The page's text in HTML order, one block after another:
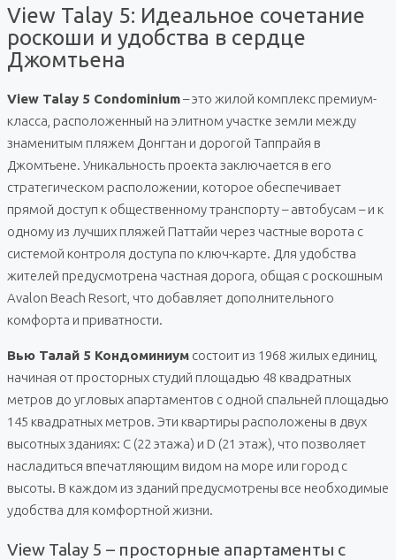
View Talay 5: Идеальное сочетание
роскоши и удобства в сердце
Джомтьена
View Talay 5 Condominium– это жилой комплекс премиум-
класса, расположенный на элитном участке земли между
знаменитым пляжем Донгтан и дорогой Таппрайя в
Джомтьене. Уникальность проекта заключается в его
стратегическом расположении, которое обеспечивает
прямой доступ к общественному транспорту – автобусам – и к
одному из лучших пляжей Паттайи через частные ворота с
системой контроля доступа по ключ-карте. Для удобства
жителей предусмотрена частная дорога, общая с роскошным
Avalon Beach Resort, что добавляет дополнительного
комфорта и приватности.
Вью Талай 5 Кондоминиум состоит из 1968 жилых единиц,
начиная от просторных студий площадью 48 квадратных
метров до угловых апартаментов с одной спальней площадью
145 квадратных метров. Эти квартиры расположены в двух
высотных зданиях: C (22 этажа) и D (21 этаж), что позволяет
насладиться впечатляющим видом на море или город с
высоты. В каждом из зданий предусмотрены все необходимые
удобства для комфортной жизни.
View Talay 5 – просторные апартаменты с